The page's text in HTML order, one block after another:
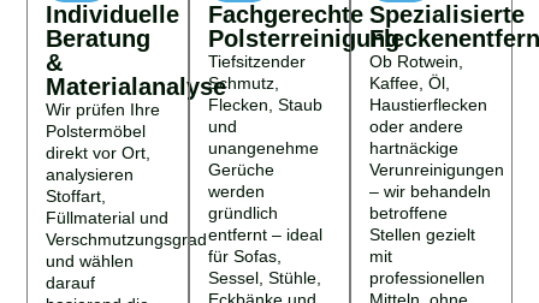
Individuelle
Beratung
&
Materialanalyse
Wir prüfen Ihre
Polstermöbel
direkt vor Ort,
analysieren
Stoffart,
Füllmaterial und
Verschmutzungsgrad
und wählen
darauf
Fachgerechte
Polsterreinigung
Tiefsitzender
Schmutz,
Flecken, Staub
und
unangenehme
Gerüche
werden
gründlich
entfernt – ideal
für Sofas,
Sessel, Stühle,
Spezialisierte
Ob Rotwein,
Kaffee, Öl,
Haustierflecken
oder andere
hartnäckige
Verunreinigungen
– wir behandeln
betroffene
Stellen gezielt
mit
professionellen